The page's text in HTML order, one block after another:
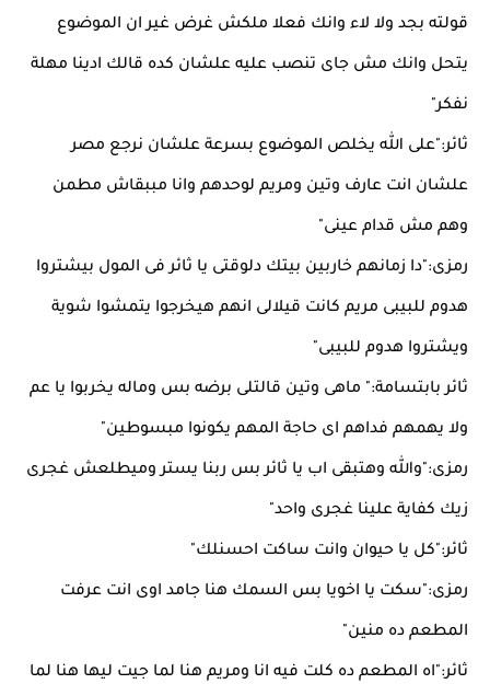
قولته بجد ولا لاء وانك فعلا ملكش غرض غير ان الموضوع
يتحل وانك مش جاى تنصب عليه علشان كده قالك ادينا مهلة
نفكر"
ثائر:"على الله يخلص الموضوع بسرعة علشان نرجع مصر
علشان انت عارف وتين ومريم لوحدهم وانا مببقاش مطمن
وهم مش قدام عينى"
رمزى:"دا زمانهم خاربين بيتك دلوقتى يا ثائر فى المول بيشتروا
هدوم للبيبى مريم كانت قيلالى انهم هيخرجوا يتمشوا شوية
ويشتروا هدوم للبيبى"
ثائر بابتسامة:" ماهى وتين قالتلى برضه بس وماله يخربوا يا عم
ولا يهمهم فداهم اى حاجة المهم يكونوا مبسوطين"
رمزى:"والله وهتبقى اب يا ثائر بس ربنا يستر وميطلعش غجرى
زيك كفاية علينا غجرى واحد"
ثائر:"كل يا حيوان وانت ساكت احسنلك"
رمزى:"سكت يا اخويا بس السمك هنا جامد اوى انت عرفت
المطعم ده منين"
ثائر:"اه المطعم ده كلت فيه انا ومريم هنا لما جيت ليها هنا لما